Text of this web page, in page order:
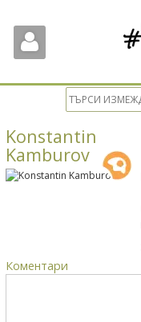
Konstantin
Kamburov
Коментари